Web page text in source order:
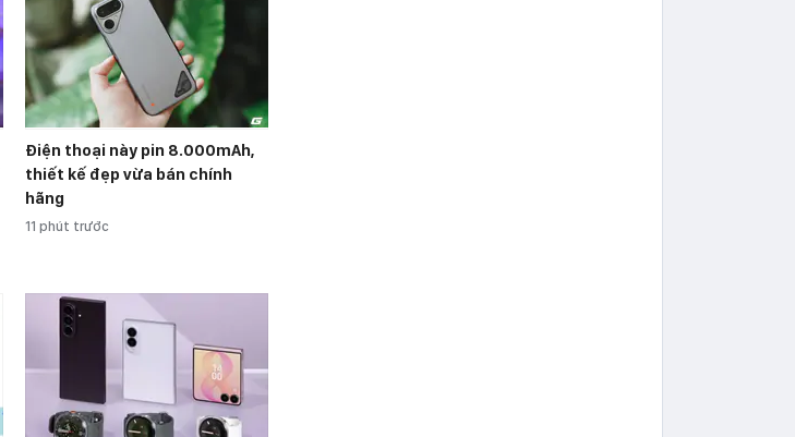
Điện thoại này pin 8.000mAh,
thiết kế đẹp vừa bán chính
hãng
11 phút trước